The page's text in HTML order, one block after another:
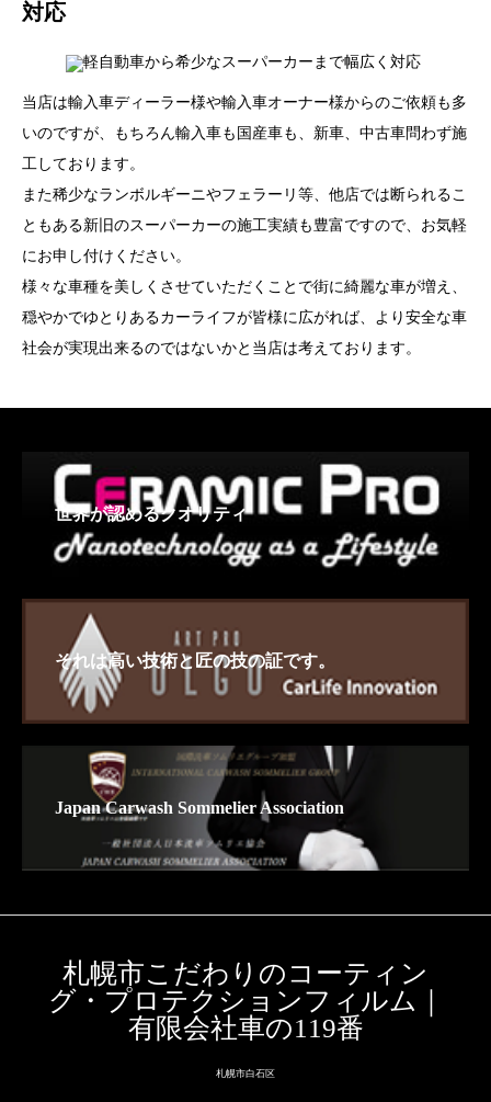
対応
当店は輸入車ディーラー様や輸入車オーナー様からのご依頼も多
いのですが、もちろん輸入車も国産車も、新車、中古車問わず施
工しております。
また稀少なランボルギーニやフェラーリ等、他店では断られるこ
ともある新旧のスーパーカーの施工実績も豊富ですので、お気軽
にお申し付けください。
様々な車種を美しくさせていただくことで街に綺麗な車が増え、
穏やかでゆとりあるカーライフが皆様に広がれば、より安全な車
社会が実現出来るのではないかと当店は考えております。
世界が認めるクオリティ
それは高い技術と匠の技の証です。
Japan Carwash Sommelier Association
札幌市こだわりのコーティン
グ・プロテクションフィルム｜
有限会社車の119番
札幌市白石区